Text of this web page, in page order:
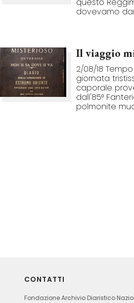
dovevamo
Il viaggio
2/08/18
giornata
caporale
dall'85°
polmonite
CONTATTI
Fondazione Archivio Diaristico